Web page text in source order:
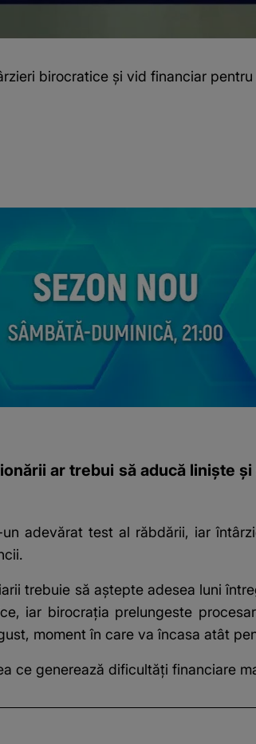
birocratice și vid financiar
ar trebui să aducă liniște
adevărat test al răbdării, iar
trebuie să aștepte adesea luni
iar birocrația prelungeste
moment în care va încasa atât
ce generează dificultăți financiare